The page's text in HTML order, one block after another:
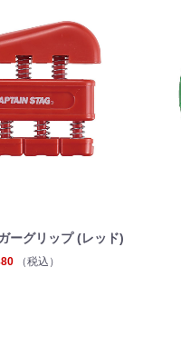
ーグリップ (レッド)
（税込）